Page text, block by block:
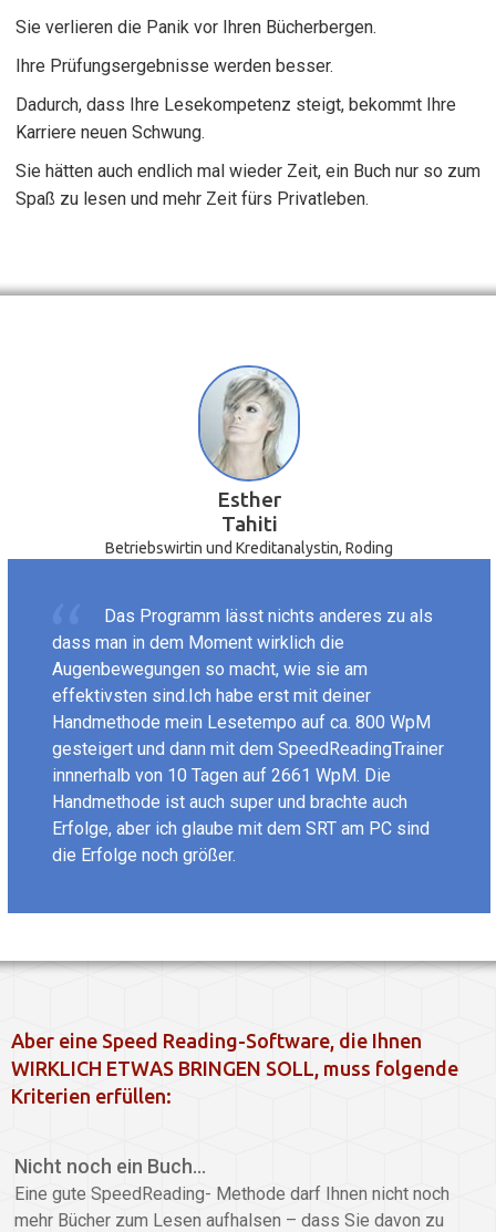
Sie verlieren die Panik vor Ihren Bücherbergen.
Ihre Prüfungsergebnisse werden besser.
Dadurch, dass Ihre Lesekompetenz steigt, bekommt Ihre
Karriere neuen Schwung.
Sie hätten auch endlich mal wieder Zeit, ein Buch nur so zum
Spaß zu lesen und mehr Zeit fürs Privatleben.​
Esther
Tahiti
Betriebswirtin und Kreditanalystin, Roding
Das Programm lässt nichts anderes zu als
dass man in dem Moment wirklich die
Augenbewegungen so macht, wie sie am
effektivsten sind.Ich habe erst mit deiner
Handmethode mein Lesetempo auf ca. 800 WpM
gesteigert und dann mit dem SpeedReadingTrainer
innnerhalb von 10 Tagen auf 2661 WpM. Die
Handmethode ist auch super und brachte auch
Erfolge, aber ich glaube mit dem SRT am PC sind
die Erfolge noch größer.
Aber eine Speed Reading-Software, die Ihnen
WIRKLICH ETWAS BRINGEN SOLL, muss folgende
Kriterien erfüllen:
Nicht noch ein Buch…
Eine gute SpeedReading- Methode darf Ihnen nicht noch
mehr Bücher zum Lesen aufhalsen – dass Sie davon zu